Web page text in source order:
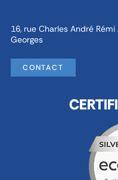
16, rue Charles André
Georges
CONTACT